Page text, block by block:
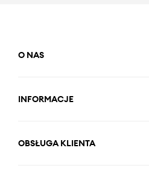
O NAS
INFORMACJE
OBSŁUGA KLIENTA